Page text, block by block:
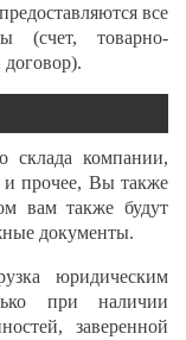
все
(счет, товарно-
договор).
склада компании,
и прочее, Вы также
вам также будут
документы.
юридическим
при наличии
заверенной